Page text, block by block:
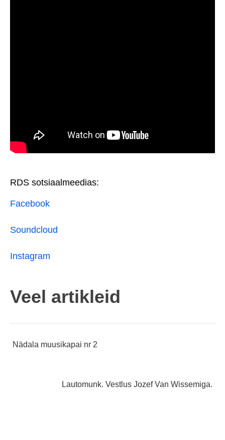
RDS sotsiaalmeedias:
Facebook
Soundcloud
Instagram
Veel artikleid
Navigeerimine
Nädala muusikapai nr 2
Lautomunk. Vestlus Jozef Van Wissemiga.